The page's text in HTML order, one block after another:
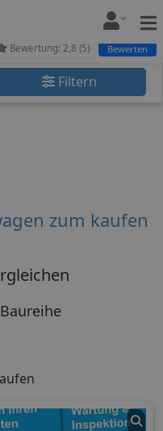
Filtern
Bewertung: 2,8 (5) Bewerten
zum kaufen